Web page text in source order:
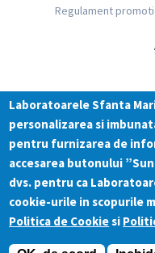
Regulament
©2017 Acest site este propietatea
Laboratoarele Sfanta
personalizarea si
pentru furnizarea de
accesarea butonului
dvs. pentru ca
cookie-urile in scopurile
Politica de Cookiesi